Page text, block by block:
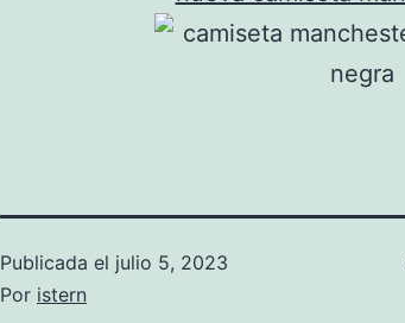
Publicada el julio 5, 2023
Por istern